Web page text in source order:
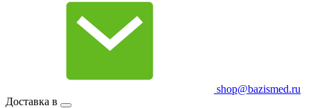
shop@bazismed.ru
Доставка в